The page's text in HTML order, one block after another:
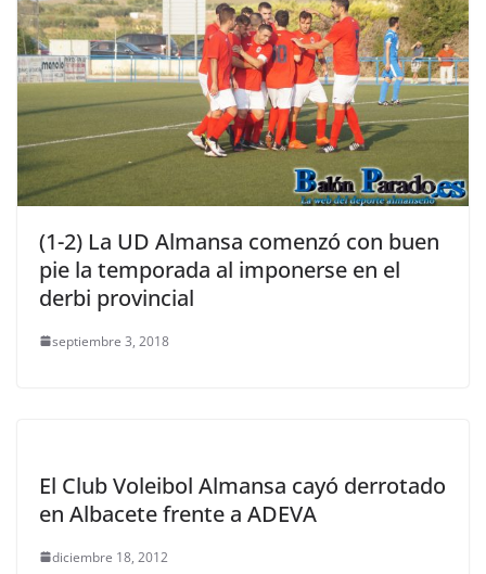
(1-2) La UD Almansa comenzó con buen
pie la temporada al imponerse en el
derbi provincial
septiembre 3, 2018
El Club Voleibol Almansa cayó derrotado
en Albacete frente a ADEVA
diciembre 18, 2012